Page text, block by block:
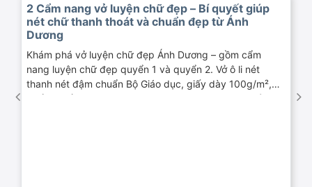
2 Cẩm nang vở luyện chữ đẹp – Bí quyết giúp
nét chữ thanh thoát và chuẩn đẹp từ Ánh
Dương
Khám phá vở luyện chữ đẹp Ánh Dương – gồm cẩm
nang luyện chữ đẹp quyển 1 và quyển 2. Vở ô li nét
thanh nét đậm chuẩn Bộ Giáo dục, giấy dày 100g/m²,
chống thấm mực, giúp luyện chữ nhanh và hiệu quả.